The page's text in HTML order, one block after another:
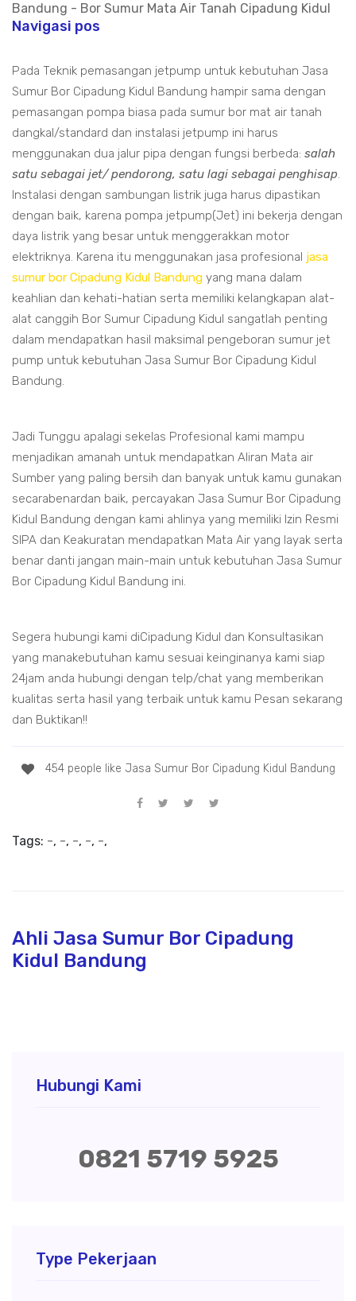
Bandung - Bor Sumur Mata Air Tanah Cipadung Kidul
Navigasi pos
Pada Teknik pemasangan jetpump untuk kebutuhan Jasa
Sumur Bor Cipadung Kidul Bandung hampir sama dengan
pemasangan pompa biasa pada sumur bor mat air tanah
dangkal/standard dan instalasi jetpump ini harus
menggunakan dua jalur pipa dengan fungsi berbeda: salah
satu sebagai jet/ pendorong, satu lagi sebagai penghisap.
Instalasi dengan sambungan listrik juga harus dipastikan
dengan baik, karena pompa jetpump(Jet) ini bekerja dengan
daya listrik yang besar untuk menggerakkan motor
elektriknya. Karena itu menggunakan jasa profesional jasa
sumur bor Cipadung Kidul Bandung yang mana dalam
keahlian dan kehati-hatian serta memiliki kelangkapan alat-
alat canggih Bor Sumur Cipadung Kidul sangatlah penting
dalam mendapatkan hasil maksimal pengeboran sumur jet
pump untuk kebutuhan Jasa Sumur Bor Cipadung Kidul
Bandung.
Jadi Tunggu apalagi sekelas Profesional kami mampu
menjadikan amanah untuk mendapatkan Aliran Mata air
Sumber yang paling bersih dan banyak untuk kamu gunakan
secarabenardan baik, percayakan Jasa Sumur Bor Cipadung
Kidul Bandung dengan kami ahlinya yang memiliki Izin Resmi
SIPA dan Keakuratan mendapatkan Mata Air yang layak serta
benar danti jangan main-main untuk kebutuhan Jasa Sumur
Bor Cipadung Kidul Bandung ini.
Segera hubungi kami diCipadung Kidul dan Konsultasikan
yang manakebutuhan kamu sesuai keinginanya kami siap
24jam anda hubungi dengan telp/chat yang memberikan
kualitas serta hasil yang terbaik untuk kamu Pesan sekarang
dan Buktikan!!
454 people like Jasa Sumur Bor Cipadung Kidul Bandung
Tags: -, -, -, -, -,
Ahli Jasa Sumur Bor Cipadung
Kidul Bandung
Hubungi Kami
0821 5719 5925
Type Pekerjaan